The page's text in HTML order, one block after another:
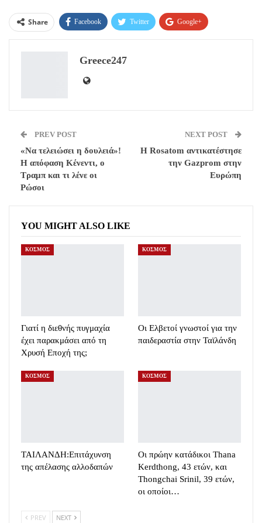
Share Facebook Twitter Google+
Greece247
PREV POST
«Να τελειώσει η δουλειά»!
Η απόφαση Κένεντι, ο
Τραμπ και τι λένε οι
Ρώσοι
NEXT POST
Η Rosatom αντικατέστησε
την Gazprom στην
Ευρώπη
YOU MIGHT ALSO LIKE
ΚΟΣΜΟΣ
Γιατί η διεθνής πυγμαχία
έχει παρακμάσει από τη
Χρυσή Εποχή της;
ΚΟΣΜΟΣ
Oι Ελβετοί γνωστοί για την
παιδεραστία στην Ταϊλάνδη
ΚΟΣΜΟΣ
ΤΑΙΛΑΝΔΗ:Eπιτάχυνση
της απέλασης αλλοδαπών
ΚΟΣΜΟΣ
Οι πρώην κατάδικοι Thana
Kerdthong, 43 ετών, και
Thongchai Srinil, 39 ετών,
οι οποίοι…
PREV NEXT